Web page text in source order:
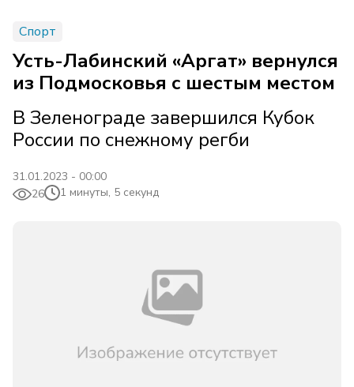
Спорт
Усть-Лабинский «Аргат» вернулся
из Подмосковья с шестым местом
В Зеленограде завершился Кубок
России по снежному регби
31.01.2023 - 00:00
26
1 минуты, 5 секунд